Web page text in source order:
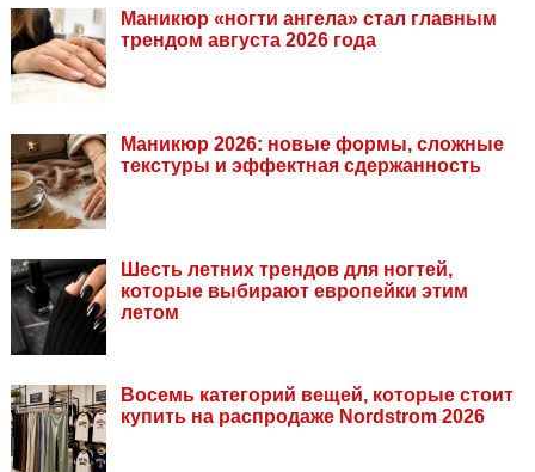
Маникюр «ногти ангела» стал главным
трендом августа 2026 года
Маникюр 2026: новые формы, сложные
текстуры и эффектная сдержанность
Шесть летних трендов для ногтей,
которые выбирают европейки этим
летом
Восемь категорий вещей, которые стоит
купить на распродаже Nordstrom 2026